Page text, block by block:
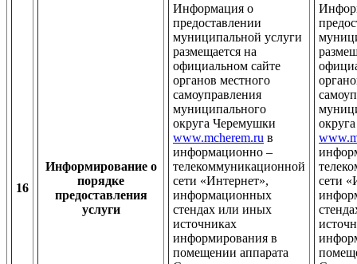
16
Информирование о
порядке
предоставления
услуги
Информация о
предоставлении
муниципальной услуги
размещается на
официальном сайте
органов местного
самоуправления
муниципального
округа Черемушки
www.mcherem.ru в
информационно –
телекоммуникационной
сети «Интернет»,
информационных
стендах или иных
источниках
информирования в
помещении аппарата
сети